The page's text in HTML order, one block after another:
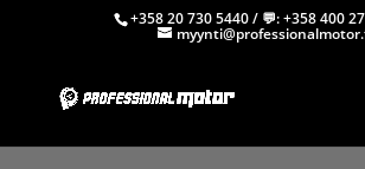
+358 20 730 5440/ 💬:+358 400